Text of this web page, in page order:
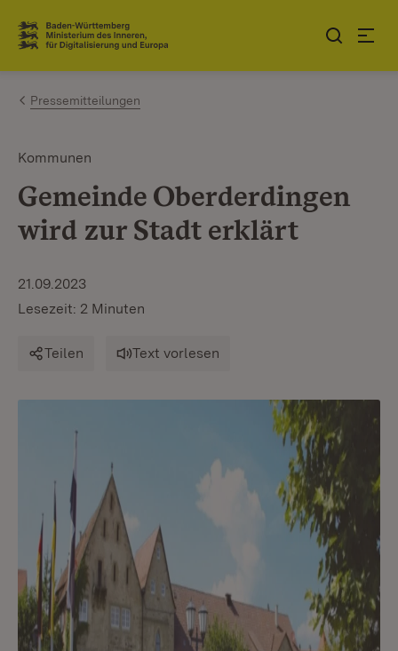
Zum Inhalt springen
Link zur Startseite
Pressemitteilungen
Kommunen
Gemeinde Oberderdingen
wird zur Stadt erklärt
21.09.2023
Lesezeit: 2 Minuten
Teilen Text vorlesen